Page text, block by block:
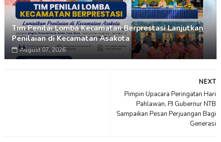
Tim Penilai Lomba Kecamatan Berprestasi Lanjutkan
Penilaian di Kecamatan Asakota
August 07, 2026
NEXT
Pimpin Upacara Peringatan Hari
Pahlawan, PJ Gubernur NTB
Sampaikan Pesan Perjuangan Bagi
Generasi